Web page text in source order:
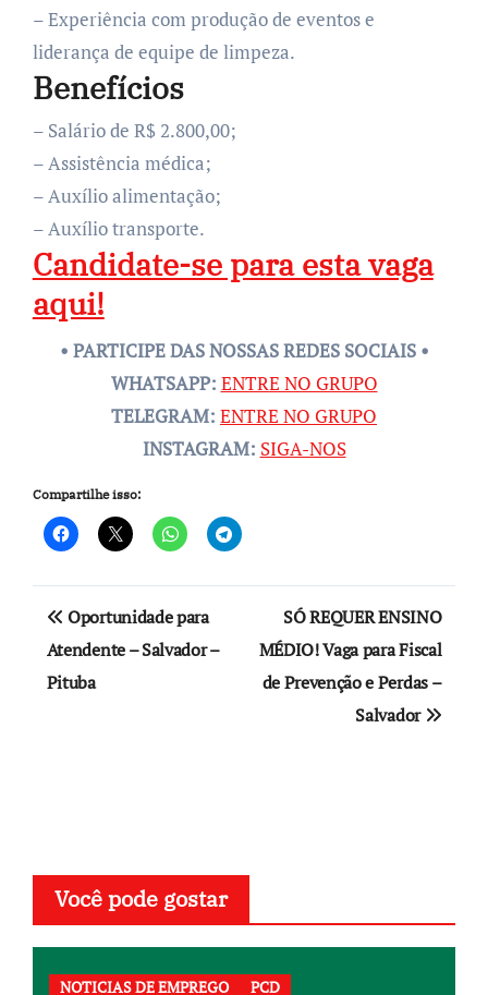
– Experiência com produção de eventos e
liderança de equipe de limpeza.
Benefícios
– Salário de R$ 2.800,00;
– Assistência médica;
– Auxílio alimentação;
– Auxílio transporte.
Candidate-se para esta vaga
aqui!
• PARTICIPE DAS NOSSAS REDES SOCIAIS •
WHATSAPP: ENTRE NO GRUPO
TELEGRAM: ENTRE NO GRUPO
INSTAGRAM: SIGA-NOS
Compartilhe isso:
Navegação
de
Post
Oportunidade para
Atendente – Salvador –
Pituba
SÓ REQUER ENSINO
MÉDIO! Vaga para Fiscal
de Prevenção e Perdas –
Salvador
Você pode gostar
NOTICIAS DE EMPREGO PCD